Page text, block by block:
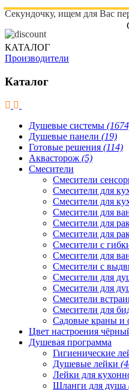
Секундочку, ищем для Вас
КАТАЛОГ
Производители
Каталог
Душевые системы
Душевые панели (19)
Готовые решения (114)
Аквасторож (5)
Смесители
Смесители
Смесители для
Смесители для
Смесители для
Смесители для
Смесители для
Смесители с
Смесители для
Смесители с
Смесители для
Смесители для
Смесители
Смесители для
Садовые краны и
Цвет настроения
Душевая программа
Гигиенические
Душевые лейки
Лейки для
Шланги для душа